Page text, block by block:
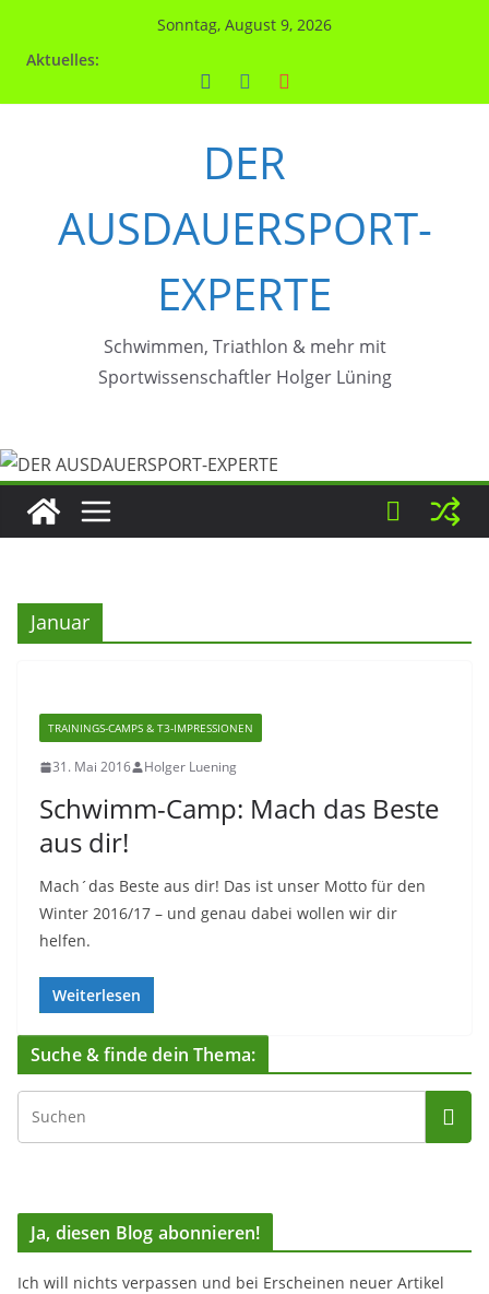
Sonntag, August 9, 2026
Aktuelles:
DER
AUSDAUERSPORT-
EXPERTE
Schwimmen, Triathlon & mehr mit
Sportwissenschaftler Holger Lüning
Januar
TRAININGS-CAMPS & T3-IMPRESSIONEN
31. Mai 2016 Holger Luening
Schwimm-Camp: Mach das Beste
aus dir!
Mach´das Beste aus dir! Das ist unser Motto für den
Winter 2016/17 – und genau dabei wollen wir dir
helfen.
Weiterlesen
Suche & finde dein Thema:
Ja, diesen Blog abonnieren!
Ich will nichts verpassen und bei Erscheinen neuer Artikel